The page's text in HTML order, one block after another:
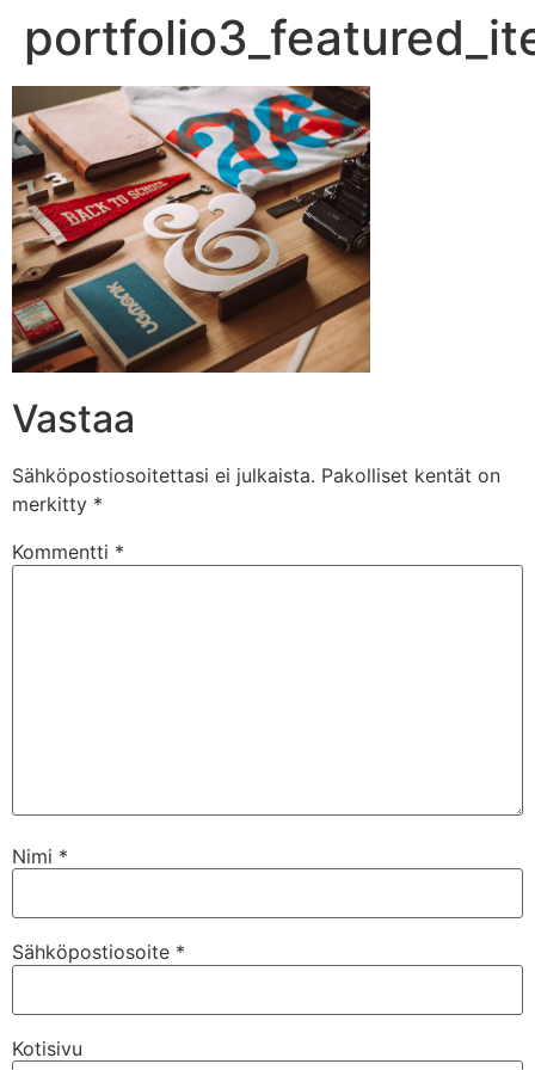
Vastaa
Sähköpostiosoitettasi ei julkaista. Pakolliset kentät on
merkitty *
Kommentti *
Nimi *
Sähköpostiosoite *
Kotisivu